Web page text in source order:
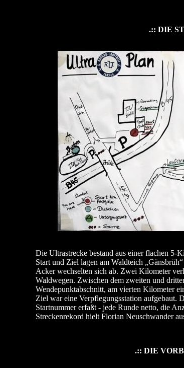
.:: DIE
Die Ultrastrecke bestand aus einer flachen 5-
Start und Ziel lagen am Waldteich
Acker wechselten sich ab. Zwei Kilometer
Waldwegen. Zwischen dem zweiten und
Wendepunktabschnitt, am vierten Kilometer
Ziel war eine Verpflegungsstation aufgebaut.
Startnummer erfaßt - jede Runde netto, die
Streckenrekord hielt Florian Neuschwander
.:: DIE